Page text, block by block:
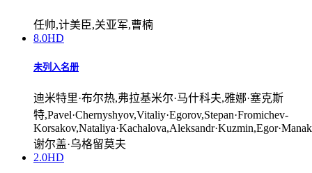
任帅,计美臣,关亚军,曹楠
8.0HD
未列入名册
迪米特里·布尔热,弗拉基米尔·马什科夫,雅娜·塞克斯
特,Pavel·Chernyshyov,Vitaliy·Egorov,Stepan·Fromichev-
谢尔盖·乌格留莫夫
2.0HD